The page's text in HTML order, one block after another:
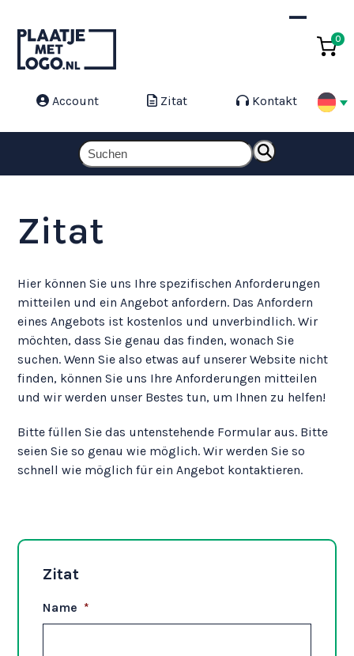
content
Account Zitat Kontakt
0
Open
mobile
menu
Close
mobile
menu
Suchen
Zitat
Hier können Sie uns Ihre spezifischen Anforderungen
mitteilen und ein Angebot anfordern. Das Anfordern
eines Angebots ist kostenlos und unverbindlich. Wir
möchten, dass Sie genau das finden, wonach Sie
suchen. Wenn Sie also etwas auf unserer Website nicht
finden, können Sie uns Ihre Anforderungen mitteilen
und wir werden unser Bestes tun, um Ihnen zu helfen!
Bitte füllen Sie das untenstehende Formular aus. Bitte
seien Sie so genau wie möglich. Wir werden Sie so
schnell wie möglich für ein Angebot kontaktieren.
Zitat
Name *